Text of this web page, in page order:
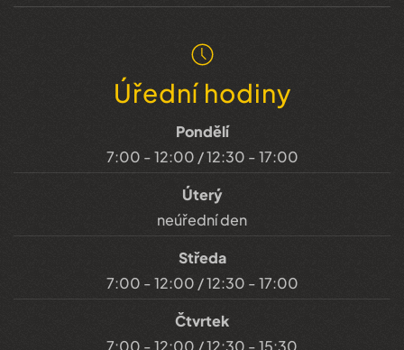
Úřední hodiny
Pondělí
7:00 - 12:00 / 12:30 - 17:00
Úterý
neúřední den
Středa
7:00 - 12:00 / 12:30 - 17:00
Čtvrtek
7:00 - 12:00 / 12:30 - 15:30